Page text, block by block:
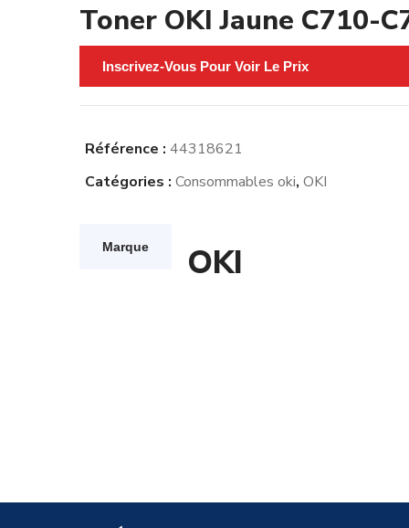
Toner OKI Jaune C710-
Inscrivez-Vous Pour Voir Le Prix
Référence : 44318621
Catégories : Consommables oki, OKI
Marque OKI